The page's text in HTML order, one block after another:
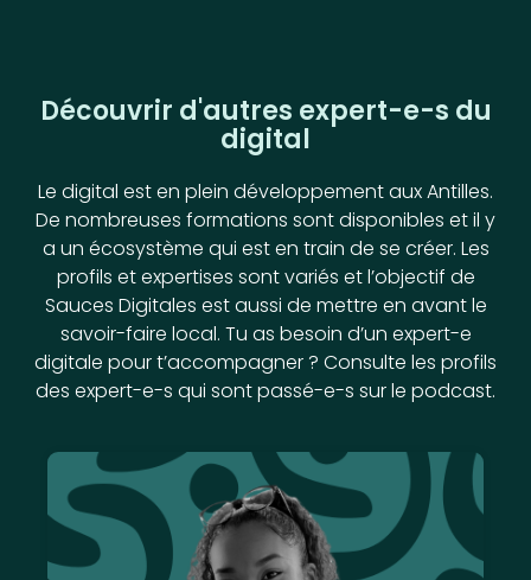
Découvrir d'autres expert-e-s du
digital
Le digital est en plein développement aux Antilles.
De nombreuses formations sont disponibles et il y
a un écosystème qui est en train de se créer. Les
profils et expertises sont variés et l’objectif de
Sauces Digitales est aussi de mettre en avant le
savoir-faire local. Tu as besoin d’un expert-e
digitale pour t’accompagner ? Consulte les profils
des expert-e-s qui sont passé-e-s sur le podcast.